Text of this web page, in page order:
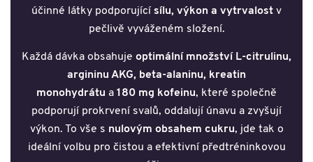
účinné látky podporující sílu, výkon a vytrvalost v
pečlivě vyváženém složení.
Každá dávka obsahuje optimální množství L-citrulinu,
argininu AKG, beta-alaninu, kreatin
monohydrátu a 180 mg kofeinu, které společně
podporují prokrvení svalů, oddalují únavu a zvyšují
výkon. To vše s nulovým obsahem cukru, jde tak o
ideální volbu pro čistou a efektivní předtréninkovou